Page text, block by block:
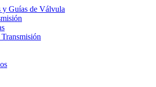
y Guías de Válvula